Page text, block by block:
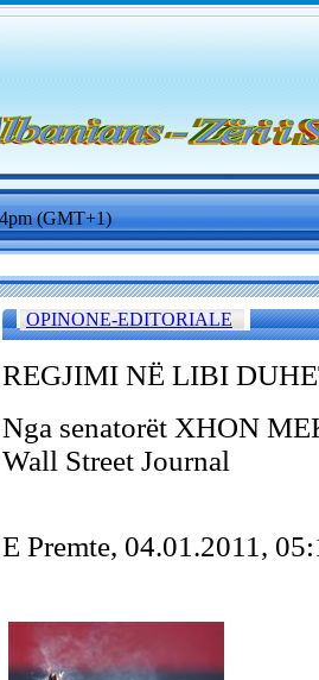
(GMT+1)
OPINONE-EDITORIALE
REGJIMI NË LIBI
Nga senatorët XHON
Wall Street Journal
E Premte, 04.01.2011,